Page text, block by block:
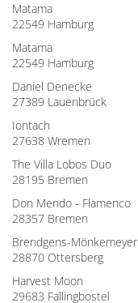
Matama
22549 Hamburg
Matama
22549 Hamburg
Daniel Denecke
27389 Lauenbrück
Iontach
27638 Wremen
The Villa Lobos Duo
28195 Bremen
Don Mendo - Flamenco
28357 Bremen
Brendgens-Mönkemeyer
28870 Ottersberg
Harvest Moon
29683 Fallingbostel